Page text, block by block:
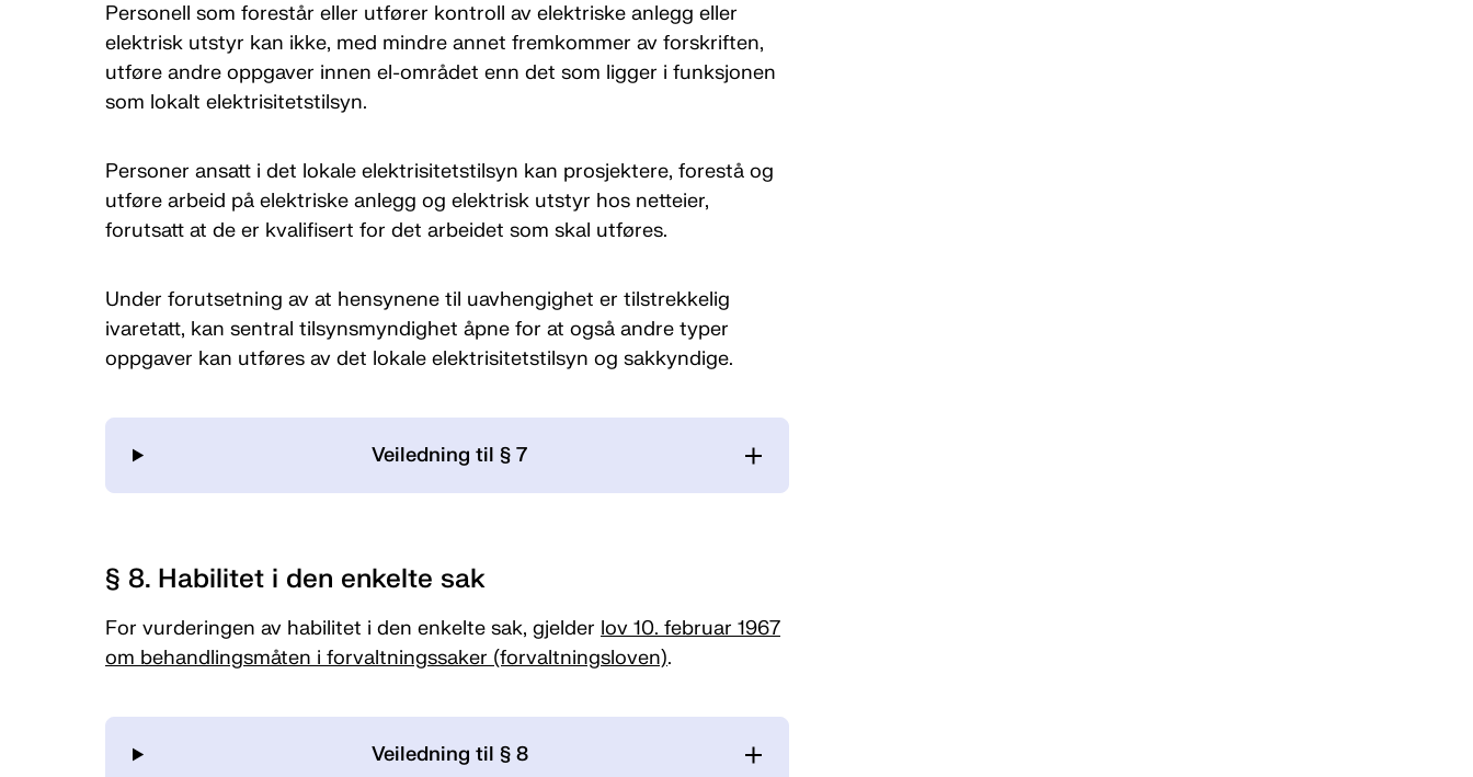
Personell som forestår eller utfører kontroll av elektriske anlegg eller
elektrisk utstyr kan ikke, med mindre annet fremkommer av forskriften,
utføre andre oppgaver innen el-området enn det som ligger i funksjonen
som lokalt elektrisitetstilsyn.
Personer ansatt i det lokale elektrisitetstilsyn kan prosjektere, forestå og
utføre arbeid på elektriske anlegg og elektrisk utstyr hos netteier,
forutsatt at de er kvalifisert for det arbeidet som skal utføres.
Under forutsetning av at hensynene til uavhengighet er tilstrekkelig
ivaretatt, kan sentral tilsynsmyndighet åpne for at også andre typer
oppgaver kan utføres av det lokale elektrisitetstilsyn og sakkyndige.
Veiledning til § 7
§ 8. Habilitet i den enkelte sak
For vurderingen av habilitet i den enkelte sak, gjelder lov 10. februar 1967
om behandlingsmåten i forvaltningssaker (forvaltningsloven).
Veiledning til § 8